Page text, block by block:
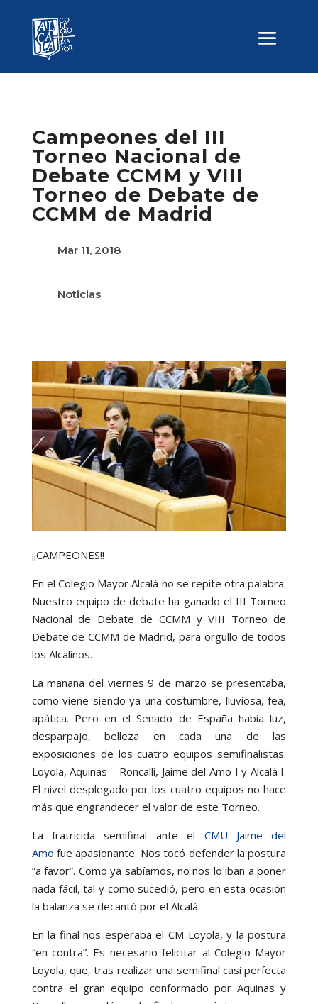
Campeones del III
Torneo Nacional de
Debate CCMM y VIII
Torneo de Debate de
CCMM de Madrid
Mar 11, 2018
Noticias
¡¡CAMPEONES!!
En el Colegio Mayor Alcalá no se repite otra palabra.
Nuestro equipo de debate ha ganado el III Torneo
Nacional de Debate de CCMM y VIII Torneo de
Debate de CCMM de Madrid, para orgullo de todos
los Alcalinos.
La mañana del viernes 9 de marzo se presentaba,
como viene siendo ya una costumbre, lluviosa, fea,
apática. Pero en el Senado de España había luz,
desparpajo, belleza en cada una de las
exposiciones de los cuatro equipos semifinalistas:
Loyola, Aquinas – Roncalli, Jaime del Amo I y Alcalá I.
El nivel desplegado por los cuatro equipos no hace
más que engrandecer el valor de este Torneo.
La fratricida semifinal ante el CMU Jaime del
Amo fue apasionante. Nos tocó defender la postura
“a favor”. Como ya sabíamos, no nos lo iban a poner
nada fácil, tal y como sucedió, pero en esta ocasión
la balanza se decantó por el Alcalá.
En la final nos esperaba el CM Loyola, y la postura
“en contra”. Es necesario felicitar al Colegio Mayor
Loyola, que, tras realizar una semifinal casi perfecta
contra el gran equipo conformado por Aquinas y